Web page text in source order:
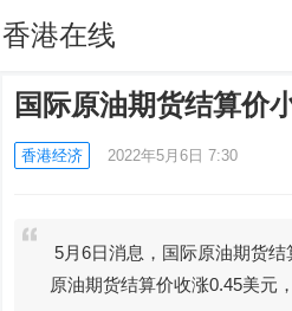
香港在线
国际原油期货结算价
香港经济 2022年5月6日 7:30
5月6日消息，国际原油期货结
原油期货结算价收涨0.45美元